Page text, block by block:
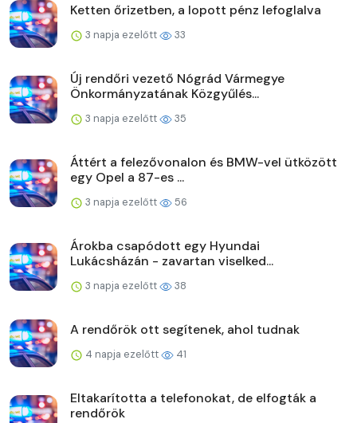
Ketten őrizetben, a lopott pénz lefoglalva
3 napja ezelőtt 33
Új rendőri vezető Nógrád Vármegye
Önkormányzatának Közgyűlés...
3 napja ezelőtt 35
Áttért a felezővonalon és BMW-vel ütközött
egy Opel a 87-es ...
3 napja ezelőtt 56
Árokba csapódott egy Hyundai
Lukácsházán - zavartan viselked...
3 napja ezelőtt 38
A rendőrök ott segítenek, ahol tudnak
4 napja ezelőtt 41
Eltakarította a telefonokat, de elfogták a
rendőrök